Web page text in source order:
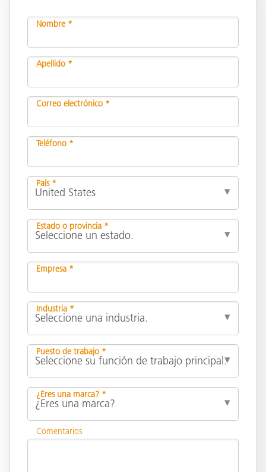
Nombre *
Apellido *
Correo electrónico *
Teléfono *
País *
Estado o provincia *
Empresa *
Industria *
Puesto de trabajo *
¿Eres una marca? *
Comentarios